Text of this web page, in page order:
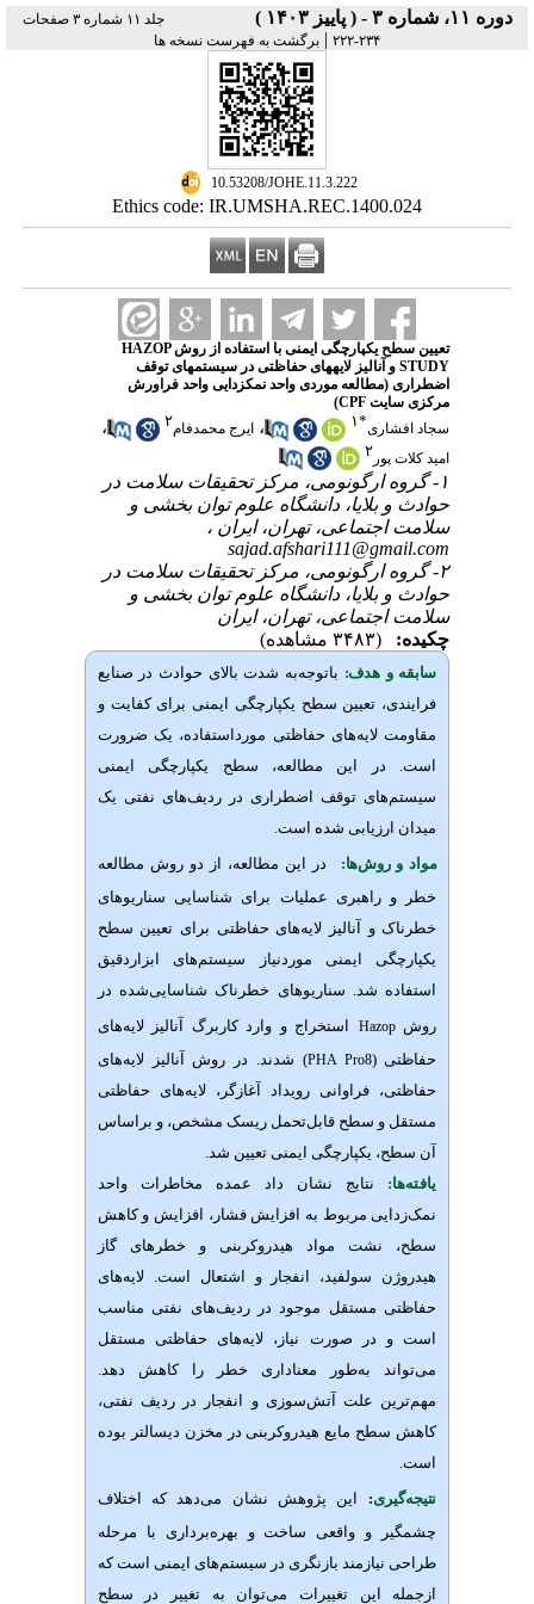
دوره ۱۱، شماره ۳ - ( پاییز ۱۴۰۳ )
جلد ۱۱ شماره ۳ صفحات
۲۳۴-۲۲۲
| برگشت به فهرست نسخه ها
‎ 10.53208/JOHE.11.3.222
Ethics code: IR.UMSHA.REC.1400.024
تعیین سطح یکپارچگی ایمنی با استفاده از روش HAZOP
STUDY و آنالیز لایههای حفاظتی در سیستمهای توقف
اضطراری (مطالعه موردی واحد نمکزدایی واحد فراورش
مرکزی سایت CPF)
سجاد افشاری*۱ ، ایرج محمدفام۲ ،
امید کلات پور ۲
۱- گروه ارگونومی، مرکز تحقیقات سلامت در
حوادث و بلایا، دانشگاه علوم توان بخشی و
سلامت اجتماعی، تهران، ایران ،
sajad.afshari111@gmail.com
۲- گروه ارگونومی، مرکز تحقیقات سلامت در
حوادث و بلایا، دانشگاه علوم توان بخشی و
سلامت اجتماعی، تهران، ایران
چکیده:
(۳۴۸۳ مشاهده)
سابقه و هدف: باتوجه‌به شدت بالای حوادث در صنایع
فرایندی، تعیین سطح یکپارچگی ایمنی برای کفایت و
مقاومت لایه‌های حفاظتی مورداستفاده، یک ضرورت
است. در این مطالعه، سطح یکپارچگی ایمنی
سیستم‌های توقف اضطراری در ردیف‌های نفتی یک
میدان ارزیابی شده است.
مواد و روش‌‌ها:
در این مطالعه، از دو روش مطالعه
خطر و راهبری عملیات برای شناسایی سناریوهای
خطرناک و آنالیز لایه‌های حفاظتی برای تعیین سطح
یکپارچگی ایمنی موردنیاز سیستم‌های ابزاردقیق
استفاده شد. سناریوهای خطرناک شناسایی‌شده در
روشHazop
استخراج و وارد کاربرگ آنالیز لایه‌های
حفاظتی(
PHA Pro8
) شدند. در روش آنالیز لایه‌های
حفاظتی، فراوانی رویداد آغازگر، لایه‌های حفاظتی
مستقل و سطح قابل‌تحمل ریسک مشخص، و براساس
آن سطح، یکپارچگی ایمنی تعیین شد.
یافته‌ها: نتایج نشان داد عمده مخاطرات واحد
نمک‌زدایی مربوط به افزایش فشار، افزایش و کاهش
سطح، نشت مواد هیدروکربنی و خطرهای گاز
هیدروژن سولفید، انفجار و اشتعال است. لایه‌های
حفاظتی مستقل موجود در ردیف‌های نفتی مناسب
است و در صورت نیاز، لایه‌های حفاظتی مستقل
می‌تواند به‌طور معناداری خطر را کاهش دهد.
مهم‌ترین علت آتش‌سوزی و انفجار در ردیف نفتی،
کاهش سطح مایع هیدروکربنی در مخزن دیسالتر بوده
است.
نتیجه‌گیری:
این پژوهش نشان می‌دهد که اختلاف
چشمگیر و واقعی ساخت و بهره‌برداری با مرحله
طراحی نیازمند بازنگری در سیستم‌های ایمنی است که
ازجمله این تغییرات می‌توان به تغییر در سطح